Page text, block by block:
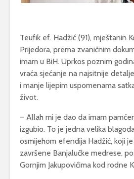
Teufik ef. Hadžić (91), mještanin
Prijedora, prema zvaničnim
imam u BiH. Uprkos poznim
vraća sjećanje na najsitnije
i manje lijepim uspomenama
život.
– Allah mi je dao da imam
izgubio. To je jedna velika
osmijehom efendija Hadžić, koji
završene Banjalučke medrese,
Gornjim Jakupovićima kod rodne